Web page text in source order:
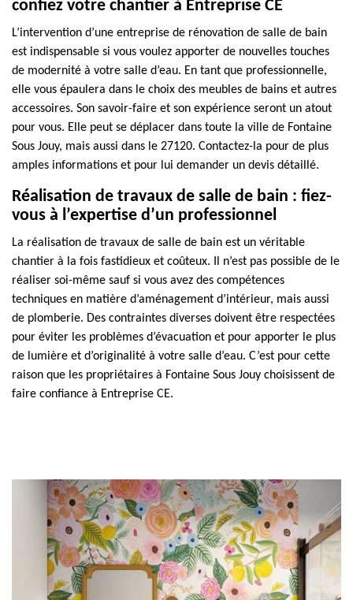
confiez votre chantier à Entreprise CE
L’intervention d’une entreprise de rénovation de salle de bain
est indispensable si vous voulez apporter de nouvelles touches
de modernité à votre salle d’eau. En tant que professionnelle,
elle vous épaulera dans le choix des meubles de bains et autres
accessoires. Son savoir-faire et son expérience seront un atout
pour vous. Elle peut se déplacer dans toute la ville de Fontaine
Sous Jouy, mais aussi dans le 27120. Contactez-la pour de plus
amples informations et pour lui demander un devis détaillé.
Réalisation de travaux de salle de bain : fiez-
vous à l’expertise d’un professionnel
La réalisation de travaux de salle de bain est un véritable
chantier à la fois fastidieux et coûteux. Il n’est pas possible de le
réaliser soi-même sauf si vous avez des compétences
techniques en matière d’aménagement d’intérieur, mais aussi
de plomberie. Des contraintes diverses doivent être respectées
pour éviter les problèmes d’évacuation et pour apporter le plus
de lumière et d’originalité à votre salle d’eau. C’est pour cette
raison que les propriétaires à Fontaine Sous Jouy choisissent de
faire confiance à Entreprise CE.